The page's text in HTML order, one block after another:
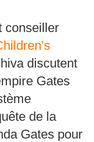
conseiller
discutent
Gates
de la
Gates pour